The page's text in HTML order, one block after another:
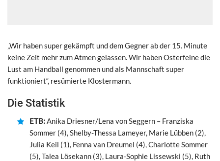
„Wir haben super gekämpft und dem Gegner ab der 15. Minute
keine Zeit mehr zum Atmen gelassen. Wir haben Osterfeine die
Lust am Handball genommen und als Mannschaft super
funktioniert“, resümierte Klostermann.
Die Statistik
ETB:Anika Driesner/Lena von Seggern – Franziska
Sommer (4), Shelby-Thessa Lameyer, Marie Lübben (2),
Julia Keil (1), Fenna van Dreumel (4), Charlotte Sommer
(5), Talea Lösekann (3), Laura-Sophie Lissewski (5), Ruth